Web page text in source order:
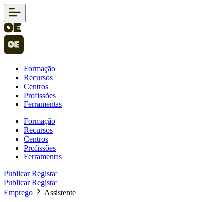
Formação
Recursos
Centros
Profissões
Ferramentas
Formação
Recursos
Centros
Profissões
Ferramentas
PublicarRegistar
PublicarRegistar
Emprego
Assistente